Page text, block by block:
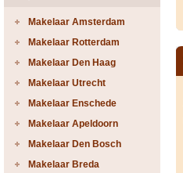
Makelaar Amsterdam
Makelaar Rotterdam
Makelaar Den Haag
Makelaar Utrecht
Makelaar Enschede
Makelaar Apeldoorn
Makelaar Den Bosch
Makelaar Breda